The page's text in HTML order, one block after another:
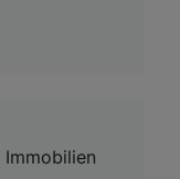
Immobilien